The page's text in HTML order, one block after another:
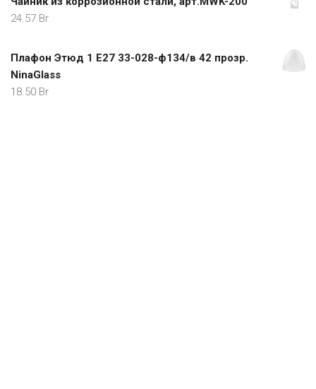
24.57 Br
Плафон Этюд 1 Е27 33-028-ф134/в 42 прозр.
NinaGlass
18.50 Br